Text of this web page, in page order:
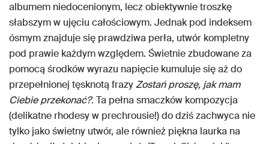
albumem niedocenionym, lecz obiektywnie troszkę
słabszym w ujęciu całościowym. Jednak pod indeksem
ósmym znajduje się prawdziwa perła, utwór kompletny
pod prawie każdym względem. Świetnie zbudowane za
pomocą środków wyrazu napięcie kumuluje się aż do
przepełnionej tęsknotą frazyZostań proszę, jak mam
Ciebie przekonać?. Ta pełna smaczków kompozycja
(delikatne rhodesy w prechrousie!) do dziś zachwyca nie
tylko jako świetny utwór, ale również piękna laurka na